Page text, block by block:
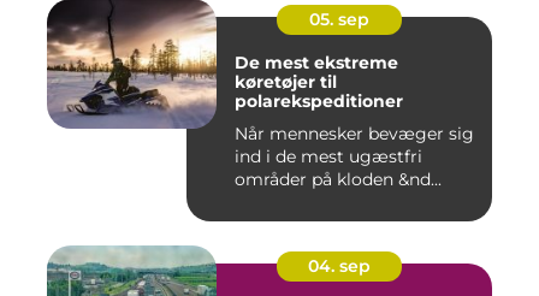
05. sep
De mest ekstreme
køretøjer til
polarekspeditioner
Når mennesker bevæger sig
ind i de mest ugæstfri
områder på kloden &nd...
04. sep